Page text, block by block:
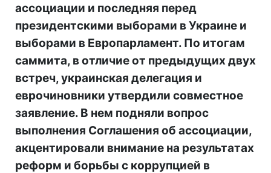
ассоциации и последняя перед
президентскими выборами в Украине и
выборами в Европарламент. По итогам
саммита, в отличие от предыдущих двух
встреч, украинская делегация и
еврочиновники утвердили совместное
заявление. В нем подняли вопрос
выполнения Соглашения об ассоциации,
акцентировали внимание на результатах
реформ и борьбы с коррупцией в